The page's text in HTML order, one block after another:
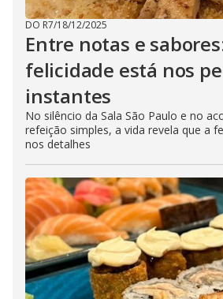
DO R7/18/12/2025
Entre notas e
felicidade está nos
instantes
No silêncio da Sala São Paulo e no
refeição simples, a vida revela que a
nos detalhes